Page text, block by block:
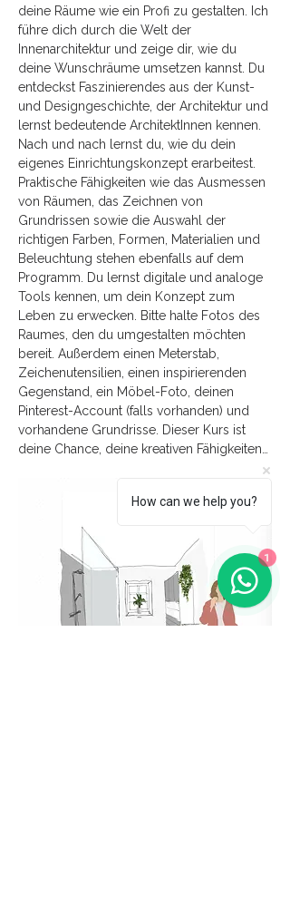
deine Räume wie ein Profi zu gestalten. Ich
führe dich durch die Welt der
Innenarchitektur und zeige dir, wie du
deine Wunschräume umsetzen kannst. Du
entdeckst Faszinierendes aus der Kunst-
und Designgeschichte, der Architektur und
lernst bedeutende ArchitektInnen kennen.
Nach und nach lernst du, wie du dein
eigenes Einrichtungskonzept erarbeitest.
Praktische Fähigkeiten wie das Ausmessen
von Räumen, das Zeichnen von
Grundrissen sowie die Auswahl der
richtigen Farben, Formen, Materialien und
Beleuchtung stehen ebenfalls auf dem
Programm. Du lernst digitale und analoge
Tools kennen, um dein Konzept zum
Leben zu erwecken. Bitte halte Fotos des
Raumes, den du umgestalten möchten
bereit. Außerdem einen Meterstab,
Zeichenutensilien, einen inspirierenden
Gegenstand, ein Möbel-Foto, deinen
Pinterest-Account (falls vorhanden) und
vorhandene Grundrisse. Dieser Kurs ist
deine Chance, deine kreativen Fähigkeiten…
How can we help you?
1